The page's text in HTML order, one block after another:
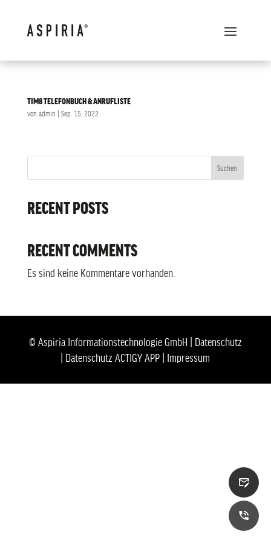
TIM8 TELEFONBUCH & ANRUFLISTE
von admin Sep. 15, 2022
Suchen
RECENT POSTS
RECENT COMMENTS
Es sind keine Kommentare vorhanden.
© Aspiria Informationstechnologie GmbH | Datenschutz
Datenschutz ACTIGY APP Impressum